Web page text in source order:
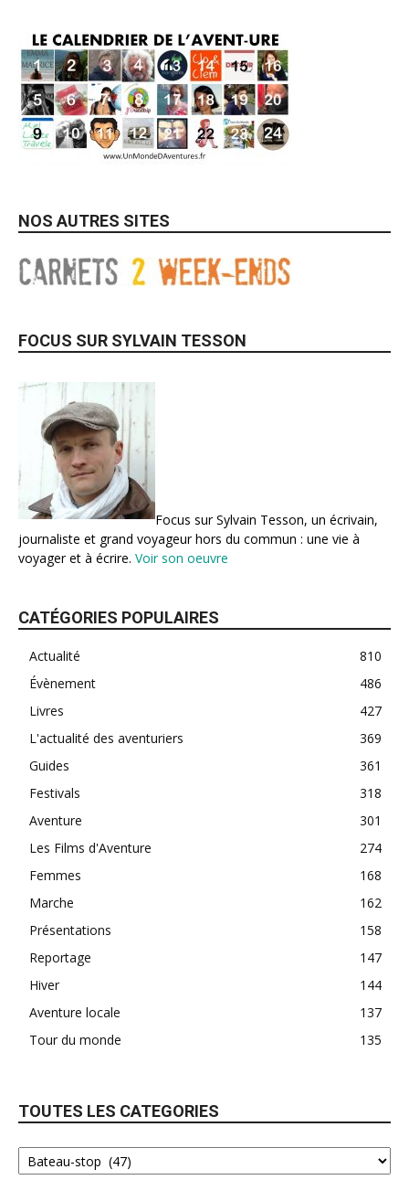
NOS AUTRES SITES
FOCUS SUR SYLVAIN TESSON
Focus sur Sylvain Tesson, un écrivain,
journaliste et grand voyageur hors du commun : une vie à
voyager et à écrire. Voir son oeuvre
CATÉGORIES POPULAIRES
Actualité
810
Évènement
486
Livres
427
L'actualité des aventuriers
369
Guides
361
Festivals
318
Aventure
301
Les Films d'Aventure
274
Femmes
168
Marche
162
Présentations
158
Reportage
147
Hiver
144
Aventure locale
137
Tour du monde
135
TOUTES LES CATEGORIES